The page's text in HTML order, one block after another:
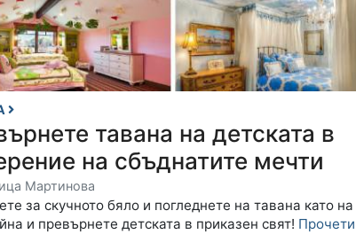
тавана на детската в
на сбъднатите мечти
Мартинова
за скучното бяло и погледнете на тавана като
и превърнете детската в приказен свят!